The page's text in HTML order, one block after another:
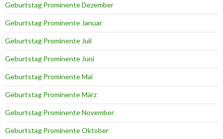
Geburtstag Prominente Dezember
Geburtstag Prominente Januar
Geburtstag Prominente Juli
Geburtstag Prominente Juni
Geburtstag Prominente Mai
Geburtstag Prominente März
Geburtstag Prominente November
Geburtstag Prominente Oktober